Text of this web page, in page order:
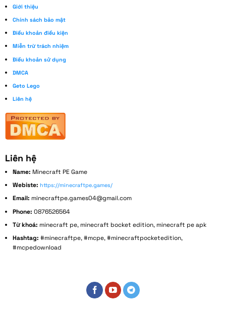
Giới thiệu
Chính sách bảo mật
Điều khoản điều kiện
Miễn trừ trách nhiệm
Điều khoản sử dụng
DMCA
Geto Lego
Liên hệ
Liên hệ
Name: Minecraft PE Game
Webiste:https://minecraftpe.games/
Email: minecraftpe.games04@gmail.com
Phone:0876526564
Từ khoá: minecraft pe, minecraft bocket edition, minecraft pe apk
Hashtag: #minecraftpe, #mcpe, #minecraftpocketedition,
#mcpedownload